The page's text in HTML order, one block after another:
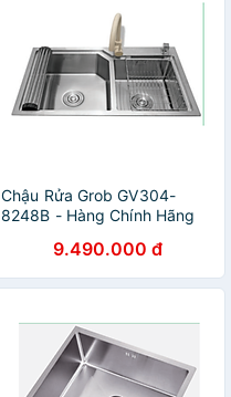
Chậu Rửa Grob GV304-
8248B - Hàng Chính Hãng
9.490.000 đ